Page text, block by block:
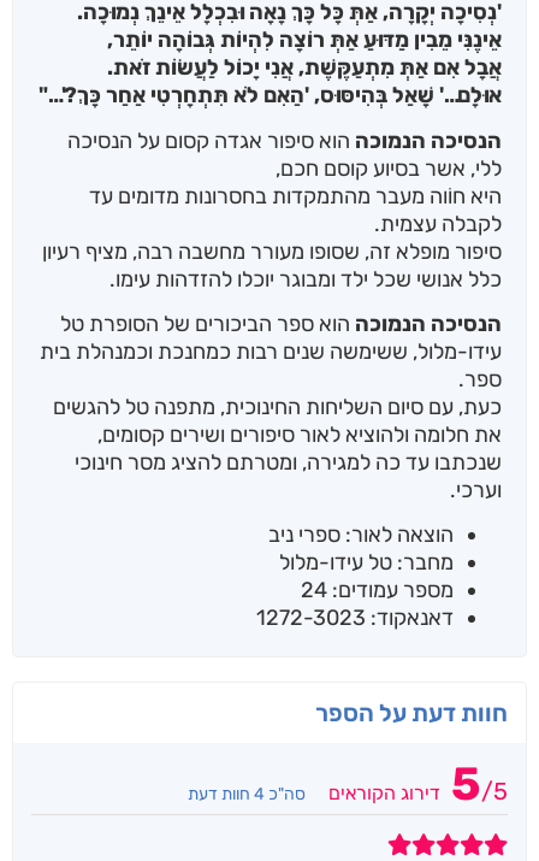
'נְסִיכָה יְקָרָה, אַתְּ כָּל כָּךְ נָאָה וּבִכְלָל אֵינֵךְ נְמוּכָה.
אֵינֶנִּי מֵבִין מַדּוּעַ אַתְּ רוֹצָה לִהְיוֹת גְּבוֹהָה יוֹתֵר,
אֲבָל אִם אַתְּ מִתְעַקֶּשֶׁת, אֲנִי יָכוֹל לַעֲשׂוֹת זֹאת.
אוּלָם…' שָׁאַל בְּהִיסּוּס, 'הַאִם לֹא תִּתְחָרְטִי אַחַר כָּךְ?'…"
הנסיכה הנמוכה הוא סיפור אגדה קסום על הנסיכה
ללי, אשר בסיוע קוסם חכם,
היא חוֹוה מעבר מהתמקדות בחסרונות מדומים עד
לקבלה עצמית.
סיפור מופלא זה, שסופו מעורר מחשבה רבה, מציף רעיון
כלל אנושי שכל ילד ומבוגר יוכלו להזדהות עימו.
הנסיכה הנמוכה הוא ספר הביכורים של הסופרת טל
עידו-מלול, ששימשה שנים רבות כמחנכת וכמנהלת בית
ספר.
כעת, עם סיום השליחות החינוכית, מתפנה טל להגשים
את חלומה ולהוציא לאור סיפורים ושירים קסומים,
שנכתבו עד כה למגירה, ומטרתם להציג מסר חינוכי
וערכי.
הוצאה לאור: ספרי ניב
מחבר: טל עידו-מלול
מספר עמודים: 24
דאנאקוד: 1272-3023
חוות דעת על הספר
5/5 דירוג הקוראים סה"כ 4 חוות דעת
5